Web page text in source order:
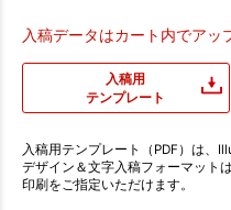
入稿データはカート内でアッ
入稿用
テンプレート
入稿用テンプレート（PDF）は、
デザイン＆文字入稿フォーマット
印刷をご指定いただけます。